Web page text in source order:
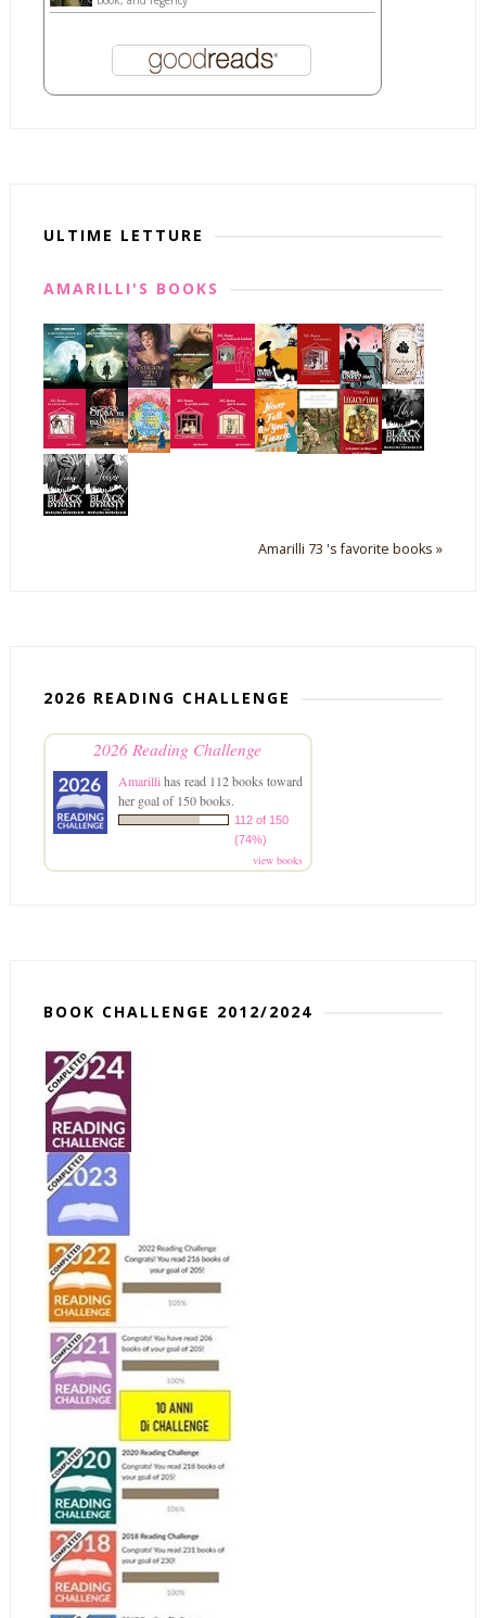
ULTIME LETTURE
AMARILLI'S BOOKS
Amarilli 73 's favorite books »
2026 READING CHALLENGE
2026 Reading Challenge
Amarillihas read 112 books toward
her goal of 150 books.
112 of 150
(74%)
view books
BOOK CHALLENGE 2012/2024